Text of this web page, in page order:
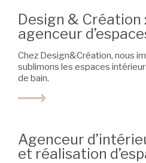
Design & Création
agenceur
Chez Design&Création, nous
sublimons les espaces
de bain.
Agenceur
et réalisation